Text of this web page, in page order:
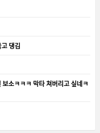
댕김
ㅋㅋㅋ 막타 쳐버리고 싶네ㅋ